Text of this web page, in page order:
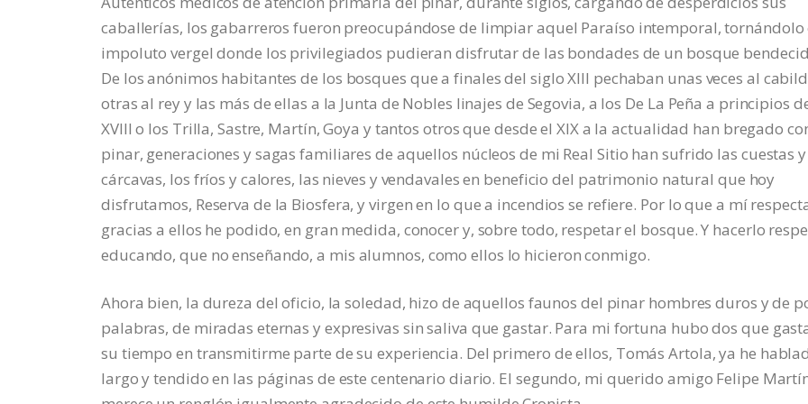
caballerías, los gabarreros fueron preocupándose de limpiar aquel Paraíso intemporal, tornándolo
impoluto vergel donde los privilegiados pudieran disfrutar de las bondades de un bosque
De los anónimos habitantes de los bosques que a finales del siglo XIII pechaban unas veces al
otras al rey y las más de ellas a la Junta de Nobles linajes de Segovia, a los De La Peña a principios
XVIII o los Trilla, Sastre, Martín, Goya y tantos otros que desde el XIX a la actualidad han bregado
pinar, generaciones y sagas familiares de aquellos núcleos de mi Real Sitio han sufrido las cuestas y
cárcavas, los fríos y calores, las nieves y vendavales en beneficio del patrimonio natural que hoy
disfrutamos, Reserva de la Biosfera, y virgen en lo que a incendios se refiere. Por lo que a mí
gracias a ellos he podido, en gran medida, conocer y, sobre todo, respetar el bosque. Y hacerlo
educando, que no enseñando, a mis alumnos, como ellos lo hicieron conmigo.
Ahora bien, la dureza del oficio, la soledad, hizo de aquellos faunos del pinar hombres duros y de
palabras, de miradas eternas y expresivas sin saliva que gastar. Para mi fortuna hubo dos que
su tiempo en transmitirme parte de su experiencia. Del primero de ellos, Tomás Artola, ya he
largo y tendido en las páginas de este centenario diario. El segundo, mi querido amigo Felipe